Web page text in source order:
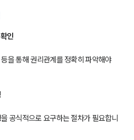
터/브로슈어
법률상담예약
인
을 통해 권리관계를 정확히 파악해야
공식적으로 요구하는 절차가 필요합니